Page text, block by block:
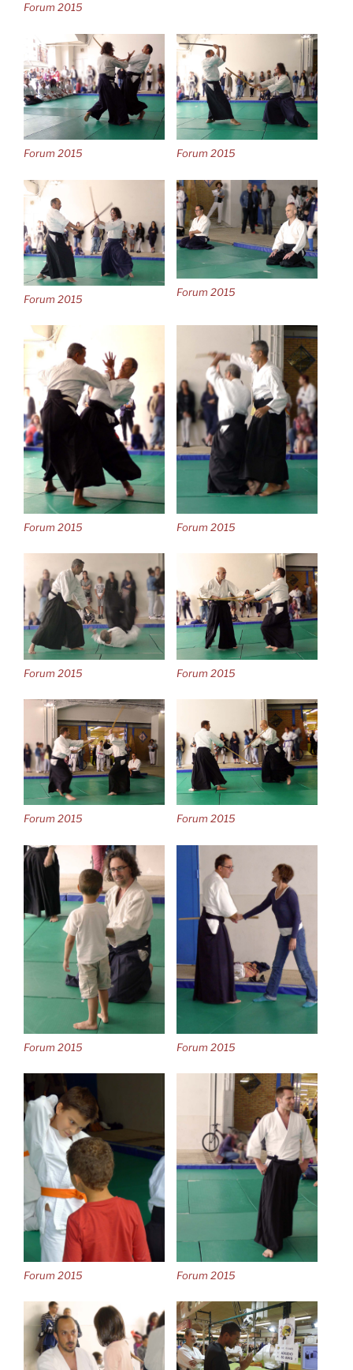
Forum 2015
Forum 2015 Forum 2015
Forum 2015
Forum 2015
Forum 2015 Forum 2015
Forum 2015 Forum 2015
Forum 2015 Forum 2015
Forum 2015 Forum 2015
Forum 2015 Forum 2015